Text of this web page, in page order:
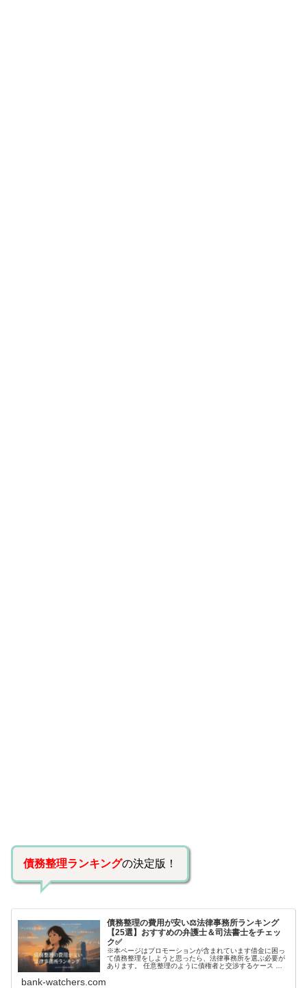
債務整理ランキングの決定版！
債務整理の費用が安い⚖️法律事務所ランキング
【25選】おすすめの弁護士＆司法書士をチェッ
ク✅
※本ページはプロモーションが含まれています借金に困っ
て債務整理をしようと思ったら、法律事務所を選ぶ必要が
あります。 任意整理のように債権者と交渉するケース 自
bank-watchers.com